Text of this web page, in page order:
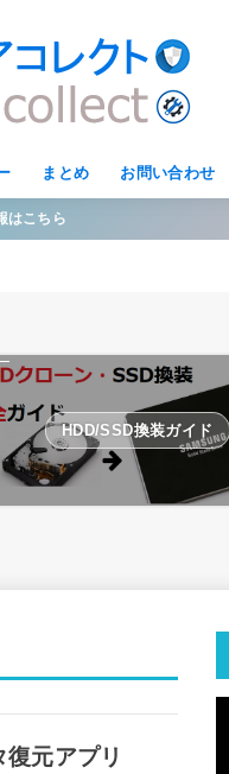
まとめ お問い合わせ
はこちら
HDD/SSD換装ガイド
元アプリ